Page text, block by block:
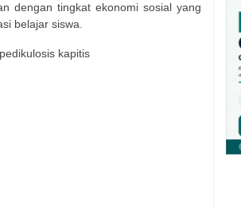
dengan tingkat ekonomi sosial yang
belajar siswa.
kapitis